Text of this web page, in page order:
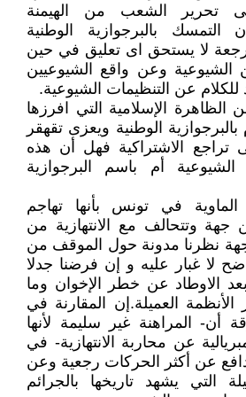
تحرير الشعب من الهيمنة
التمسك بالبرجوازية الوطنية
رجعة لا يستحق اى تعليق في حين
الشيوعية وعن واقع الشيوعيين
عن التنظيمات الشيوعية.
الظاهرة الإسلامية التي افرزها
بالبرجوازية الوطنية ويعزى تقهقر
تراجع الاشتراكية فهل أن هذه
الشيوعية أم باسم البرجوازية
الماوية في تونس بأنها تهاجم
جهة وتتحالف مع الانتهازية من
نظرنا مدونة حول الموقف من
لا غبار عليه و إن فرضنا جدلا
الاوطاد عن خطر الإخوان وما
العميلة.إن المقارنة في
أن- المراهنة غير سليمة لأنها
عن محاربة الانتهازية- في
عن أكثر الحركات رجعية وعن
التي يشهد تاريخها بالجرائم